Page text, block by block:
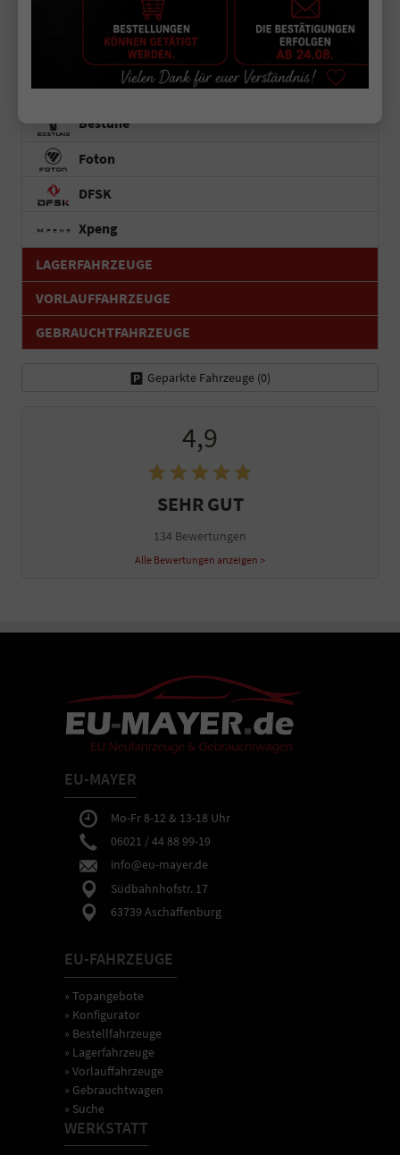
Forthing 9 PHEV
Rich 9 Pick Up
Bestune
Foton
DFSK
Xpeng
LAGERFAHRZEUGE
VORLAUFFAHRZEUGE
GEBRAUCHTFAHRZEUGE
Geparkte Fahrzeuge (0)
4,9
SEHR GUT
134 Bewertungen
Alle Bewertungen anzeigen >
EU-MAYER
Mo-Fr 8-12 & 13-18 Uhr
06021 / 44 88 99-19
info@eu-mayer.de
Südbahnhofstr. 17
63739 Aschaffenburg
EU-FAHRZEUGE
» Topangebote
» Konfigurator
» Bestellfahrzeuge
» Lagerfahrzeuge
» Vorlauffahrzeuge
» Gebrauchtwagen
» Suche
WERKSTATT